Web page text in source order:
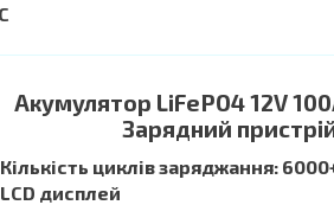
Акумулятор LiFePO4 12V
Зарядний
Кількість циклів заряджання:
LCD дисплей